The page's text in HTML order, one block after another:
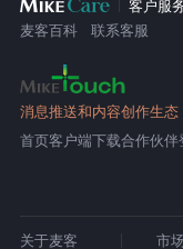
客户服
麦客百科
联系客服
消息推送和内容创作生态
首页客户端下载合作伙伴
关于麦客 市